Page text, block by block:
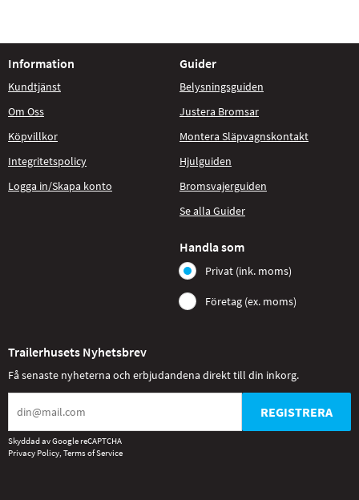
Information
Kundtjänst
Om Oss
Köpvillkor
Integritetspolicy
Logga in/Skapa konto
Guider
Belysningsguiden
Justera Bromsar
Montera Släpvagnskontakt
Hjulguiden
Bromsvajerguiden
Se alla Guider
Handla som
Privat (ink. moms)
Företag (ex. moms)
Trailerhusets Nyhetsbrev
Få senaste nyheterna och erbjudandena direkt till din inkorg.
REGISTRERA
Skyddad av Google reCAPTCHA
Privacy Policy, Terms of Service